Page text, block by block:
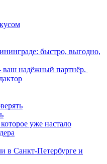
быстро, выгодно,
надёжный партнёр.
уже настало
в Санкт-Петербурге и